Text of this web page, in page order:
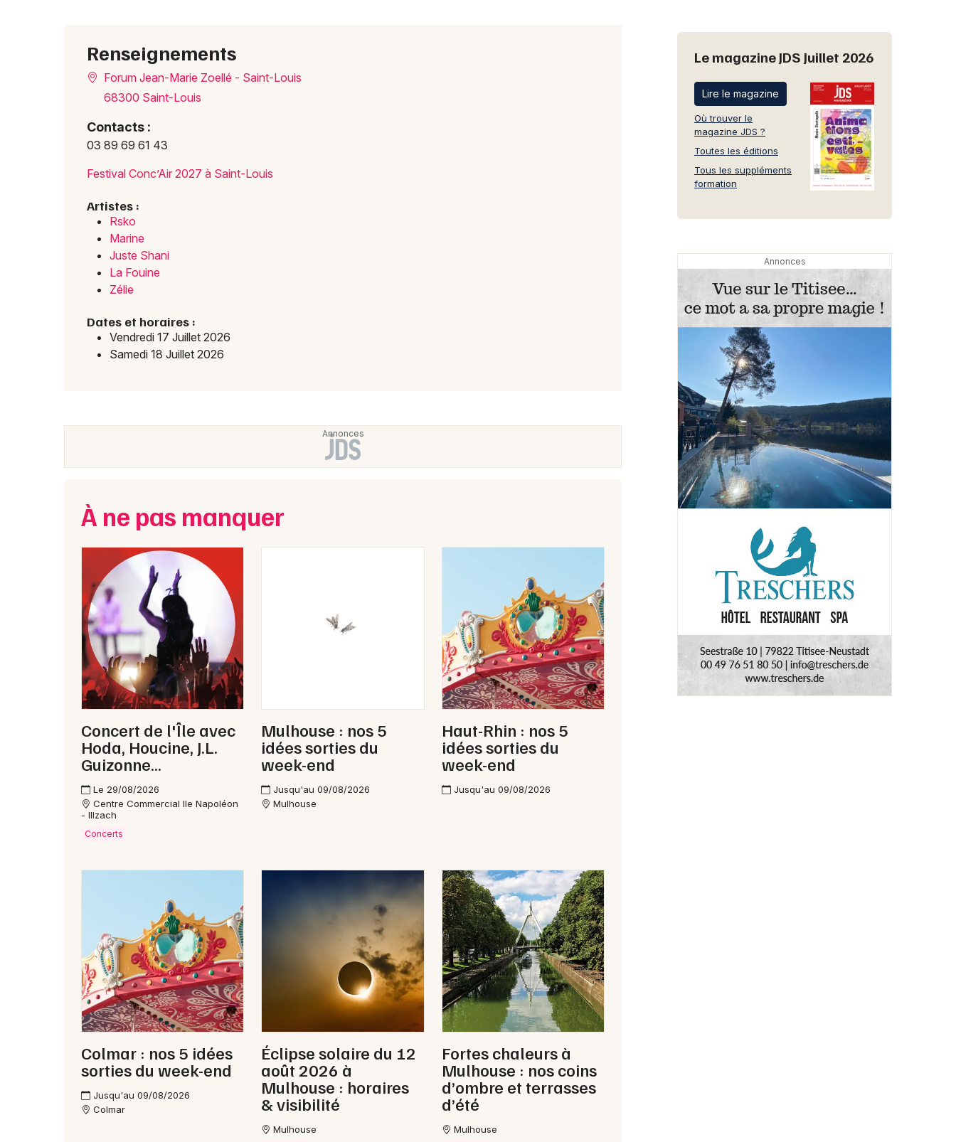
Renseignements
Forum Jean-Marie Zoellé - Saint-Louis
68300 Saint-Louis
Contacts :
03 89 69 61 43
Festival Conc’Air 2027 à Saint-Louis
Artistes :
Rsko
Marine
Juste Shani
La Fouine
Zélie
Dates et horaires :
Vendredi 17 Juillet 2026
Samedi 18 Juillet 2026
À ne pas manquer
Concert de l'Île avec
Hoda, Houcine, J.L.
Guizonne...
Le 29/08/2026
Centre Commercial Ile Napoléon
- Illzach
Concerts
Mulhouse : nos 5
idées sorties du
week-end
Jusqu'au 09/08/2026
Mulhouse
Haut-Rhin : nos 5
idées sorties du
week-end
Jusqu'au 09/08/2026
Colmar : nos 5 idées
sorties du week-end
Jusqu'au 09/08/2026
Colmar
Éclipse solaire du 12
août 2026 à
Mulhouse : horaires
& visibilité
Mulhouse
Fortes chaleurs à
Mulhouse : nos coins
d’ombre et terrasses
d’été
Mulhouse
Le magazine JDS Juillet 2026
Lire le magazine
Où trouver le
magazine JDS ?
Toutes les éditions
Tous les suppléments
formation